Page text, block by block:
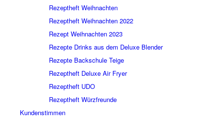
Rezeptheft Weihnachten
Rezeptheft Weihnachten 2022
Rezept Weihnachten 2023
Rezepte Drinks aus dem Deluxe Blender
Rezepte Backschule Teige
Rezeptheft Deluxe Air Fryer
Rezeptheft UDO
Rezeptheft Würzfreunde
Kundenstimmen